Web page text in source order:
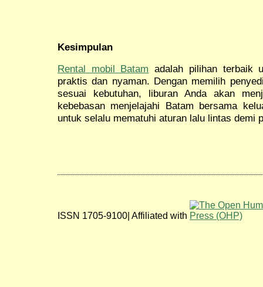
Kesimpulan
Rental mobil Batam adalah pilihan terbaik
praktis dan nyaman. Dengan memilih
sesuai kebutuhan, liburan Anda akan
kebebasan menjelajahi Batam bersama
untuk selalu mematuhi aturan lalu lintas demi
ISSN 1705-9100| Affiliated with